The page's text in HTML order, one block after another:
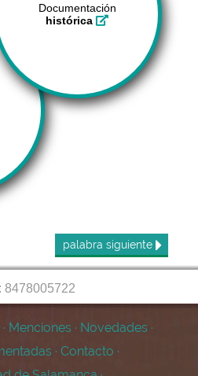
Documentación
histórica
palabra siguiente
8478005722
· Menciones · Novedades ·
· Contacto ·